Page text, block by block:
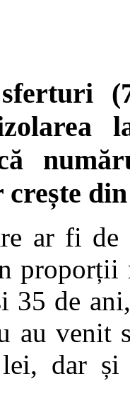
ar fi
proporții
de
au venit
dar